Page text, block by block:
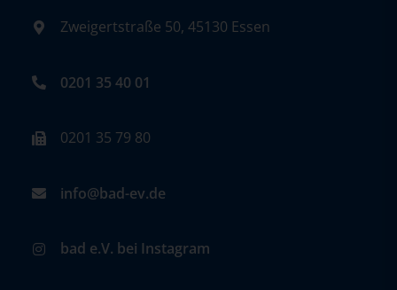
Zweigertstraße 50, 45130 Essen
0201 35 40 01
0201 35 79 80
info@bad-ev.de
bad e.V. bei Instagram